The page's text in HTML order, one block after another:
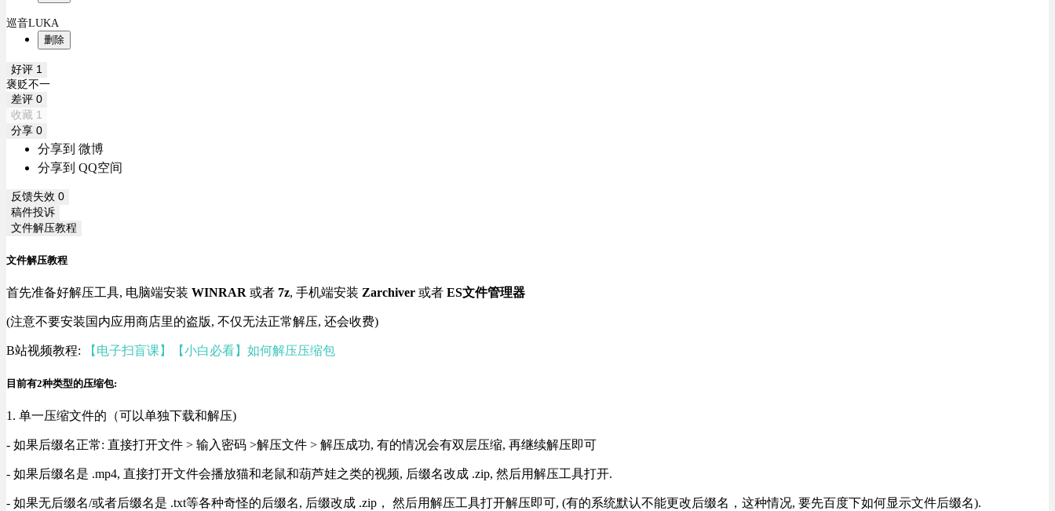
巡音LUKA
删除
好评 1
褒贬不一
差评 0
收藏 1
分享 0
分享到 微博
分享到 QQ空间
反馈失效 0
稿件投诉
文件解压教程
文件解压教程
首先准备好解压工具, 电脑端安装 WINRAR 或者 7z, 手机端安装 Zarchiver 或者 ES文件管理器
(注意不要安装国内应用商店里的盗版, 不仅无法正常解压, 还会收费)
B站视频教程: 【电子扫盲课】【小白必看】如何解压压缩包
目前有2种类型的压缩包:
1. 单一压缩文件的（可以单独下载和解压)
- 如果后缀名正常: 直接打开文件 > 输入密码 >解压文件 > 解压成功, 有的情况会有双层压缩, 再继续解压即可
- 如果后缀名是 .mp4, 直接打开文件会播放猫和老鼠和葫芦娃之类的视频, 后缀名改成 .zip, 然后用解压工具打开.
- 如果无后缀名/或者后缀名是 .txt等各种奇怪的后缀名, 后缀改成 .zip， 然后用解压工具打开解压即可, (有的系统默认不能更改后缀名，这种情况, 要先百度下如何显示文件后缀名).